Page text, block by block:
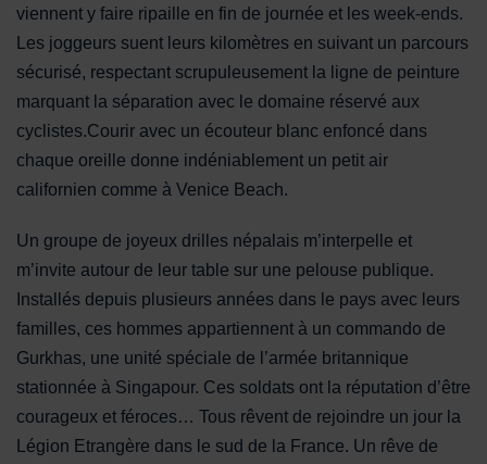
viennent y faire ripaille en fin de journée et les week-ends.
Les joggeurs suent leurs kilomètres en suivant un parcours
sécurisé, respectant scrupuleusement la ligne de peinture
marquant la séparation avec le domaine réservé aux
cyclistes.Courir avec un écouteur blanc enfoncé dans
chaque oreille donne indéniablement un petit air
californien comme à Venice Beach.
Un groupe de joyeux drilles népalais m’interpelle et
m’invite autour de leur table sur une pelouse publique.
Installés depuis plusieurs années dans le pays avec leurs
familles, ces hommes appartiennent à un commando de
Gurkhas, une unité spéciale de l’armée britannique
stationnée à Singapour. Ces soldats ont la réputation d’être
courageux et féroces… Tous rêvent de rejoindre un jour la
Légion Etrangère dans le sud de la France. Un rêve de